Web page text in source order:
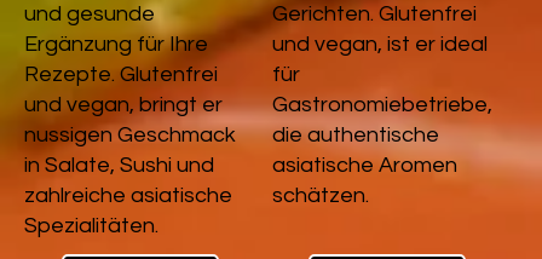
und gesunde
Ergänzung für Ihre
Rezepte. Glutenfrei
und vegan, bringt er
nussigen Geschmack
in Salate, Sushi und
zahlreiche asiatische
Spezialitäten.
Gerichten. Glutenfrei
und vegan, ist er ideal
für
Gastronomiebetriebe,
die authentische
asiatische Aromen
schätzen.